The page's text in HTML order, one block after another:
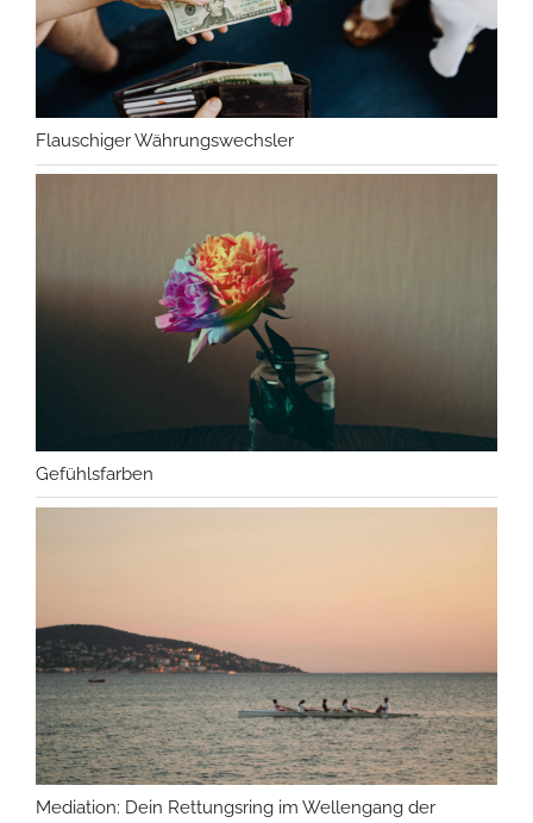
Flauschiger Währungswechsler
Gefühlsfarben
Mediation: Dein Rettungsring im Wellengang der